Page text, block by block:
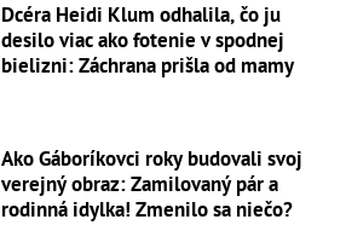
Dcéra Heidi Klum odhalila, čo ju
desilo viac ako fotenie v spodnej
bielizni: Záchrana prišla od mamy
Ako Gáboríkovci roky budovali svoj
verejný obraz: Zamilovaný pár a
rodinná idylka! Zmenilo sa niečo?